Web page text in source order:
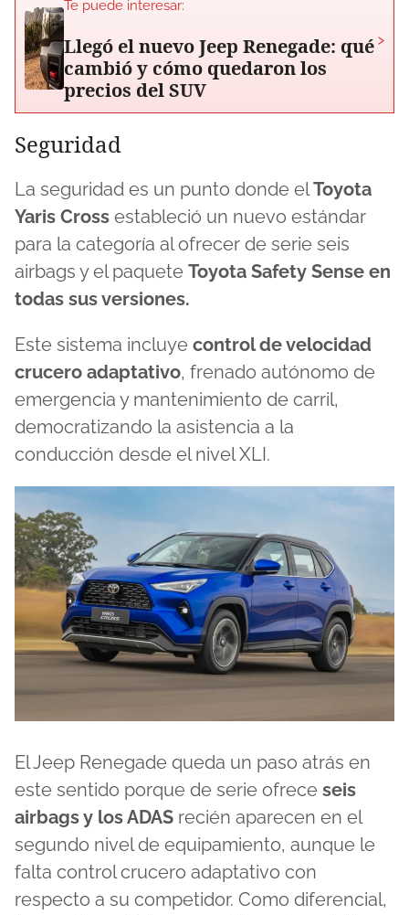
Te puede interesar:
Llegó el nuevo Jeep Renegade: qué
cambió y cómo quedaron los
precios del SUV
›
Seguridad
La seguridad es un punto donde elToyota
Yaris Cross estableció un nuevo estándar
para la categoría al ofrecer de serie seis
airbags y el paquete Toyota Safety Sense en
todas sus versiones.
Este sistema incluye control de velocidad
crucero adaptativo, frenado autónomo de
emergencia y mantenimiento de carril,
democratizando la asistencia a la
conducción desde el nivel XLI.
El Jeep Renegade queda un paso atrás en
este sentido porque de serie ofrece seis
airbags y los ADAS recién aparecen en el
segundo nivel de equipamiento, aunque le
falta control crucero adaptativo con
respecto a su competidor. Como diferencial,